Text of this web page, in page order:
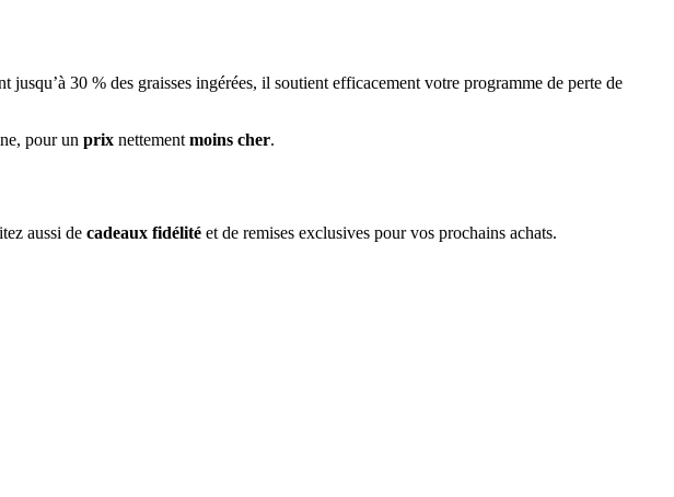
30 % des graisses ingérées, il soutient efficacement votre programme de perte de
pour un prix nettement moins cher.
aussi de cadeaux fidélité et de remises exclusives pour vos prochains achats.